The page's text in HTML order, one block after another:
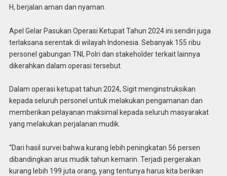
H, berjalan aman dan nyaman.
Apel Gelar Pasukan Operasi Ketupat Tahun 2024 ini sendiri juga
terlaksana serentak di wilayah Indonesia. Sebanyak 155 ribu
personel gabungan TNI, Polri dan stakeholder terkait lainnya
dikerahkan dalam operasi tersebut.
Dalam operasi ketupat tahun 2024, Sigit menginstruksikan
kepada seluruh personel untuk melakukan pengamanan dan
memberikan pelayanan maksimal kepada seluruh masyarakat
yang melakukan perjalanan mudik.
“Dari hasil survei bahwa kurang lebih peningkatan 56 persen
dibandingkan arus mudik tahun kemarin. Terjadi pergerakan
kurang lebih 199 juta orang, yang tentunya harus kita berikan